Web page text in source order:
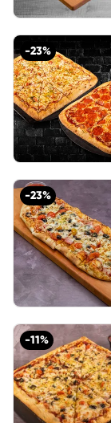
-23%
-23%
-11%